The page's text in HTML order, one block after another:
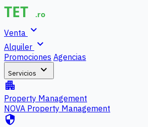
Venta expand_more
Alquiler expand_more
Promociones Agencias
Servicios expand_more
apartment
Property Management
NOVA Property Management
security